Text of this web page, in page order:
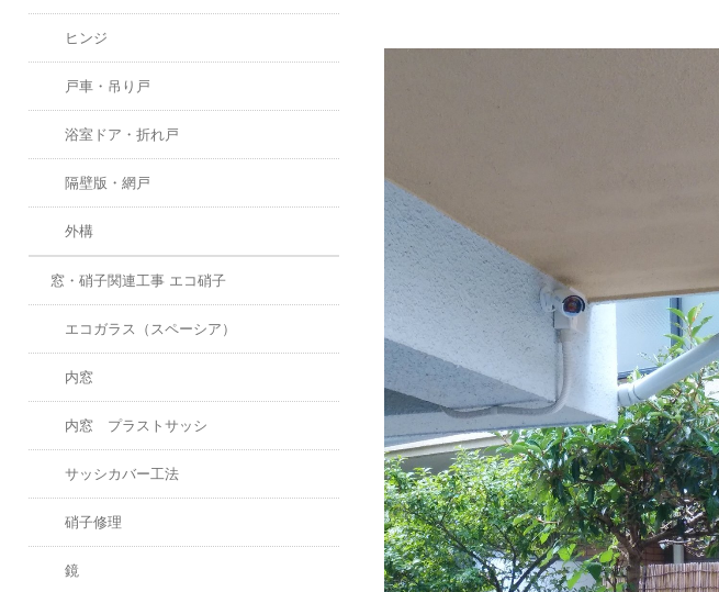
ヒンジ
戸車・吊り戸
浴室ドア・折れ戸
隔壁版・網戸
外構
窓・硝子関連工事 エコ硝子
エコガラス（スペーシア）
内窓
内窓 プラストサッシ
サッシカバー工法
硝子修理
鏡